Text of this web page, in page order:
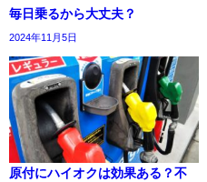
毎日乗るから大丈夫？
2024年11月5日
原付にハイオクは効果ある？不